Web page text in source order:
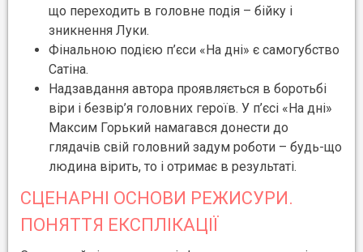
що переходить в головне подія – бійку і
зникнення Луки.
Фінальною подією п’єси «На дні» є самогубство
Сатіна.
Надзавдання автора проявляється в боротьбі
віри і безвір’я головних героїв. У п’єсі «На дні»
Максим Горький намагався донести до
глядачів свій головний задум роботи – будь-що
людина вірить, то і отримає в результаті.
СЦЕНАРНІ ОСНОВИ РЕЖИСУРИ.
ПОНЯТТЯ ЕКСПЛІКАЦІЇ